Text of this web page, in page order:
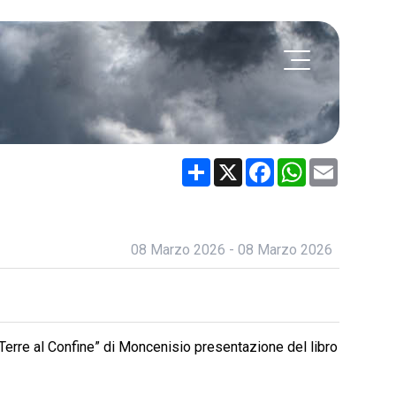
Share X FacebookWhatsApp
08 Marzo 2026 - 08 Marzo 2026
al Confine” di Moncenisio presentazione del libro